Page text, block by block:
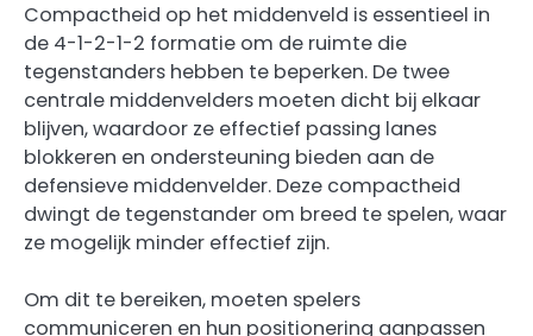
Compactheid op het middenveld is essentieel in
de 4-1-2-1-2 formatie om de ruimte die
tegenstanders hebben te beperken. De twee
centrale middenvelders moeten dicht bij elkaar
blijven, waardoor ze effectief passing lanes
blokkeren en ondersteuning bieden aan de
defensieve middenvelder. Deze compactheid
dwingt de tegenstander om breed te spelen, waar
ze mogelijk minder effectief zijn.
Om dit te bereiken, moeten spelers
communiceren en hun positionering aanpassen